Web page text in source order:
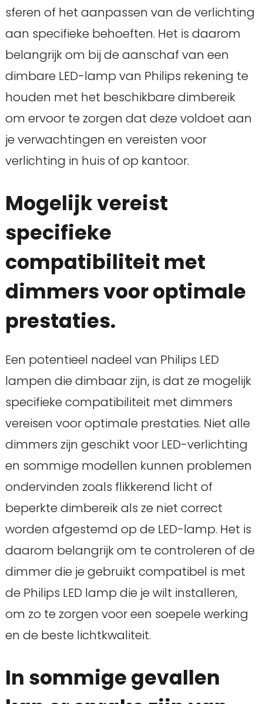
sferen of het aanpassen van de verlichting
aan specifieke behoeften. Het is daarom
belangrijk om bij de aanschaf van een
dimbare LED-lamp van Philips rekening te
houden met het beschikbare dimbereik
om ervoor te zorgen dat deze voldoet aan
je verwachtingen en vereisten voor
verlichting in huis of op kantoor.
Mogelijk vereist
specifieke
compatibiliteit met
dimmers voor optimale
prestaties.
Een potentieel nadeel van Philips LED
lampen die dimbaar zijn, is dat ze mogelijk
specifieke compatibiliteit met dimmers
vereisen voor optimale prestaties. Niet alle
dimmers zijn geschikt voor LED-verlichting
en sommige modellen kunnen problemen
ondervinden zoals flikkerend licht of
beperkte dimbereik als ze niet correct
worden afgestemd op de LED-lamp. Het is
daarom belangrijk om te controleren of de
dimmer die je gebruikt compatibel is met
de Philips LED lamp die je wilt installeren,
om zo te zorgen voor een soepele werking
en de beste lichtkwaliteit.
In sommige gevallen